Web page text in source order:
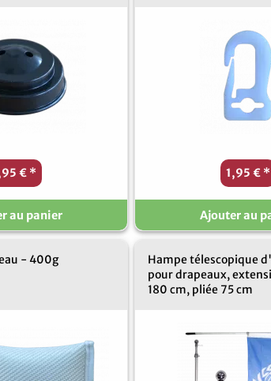
€ *
au panier
1,95 € *
Ajouter au
- 400g
Hampe télescopique
pour drapeaux,
180 cm, pliée 75 cm